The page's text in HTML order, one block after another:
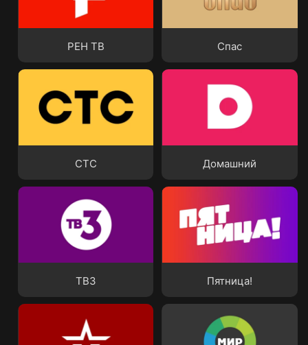
РЕН ТВ Спас
СТС Домашний
ТВ3 Пятница!